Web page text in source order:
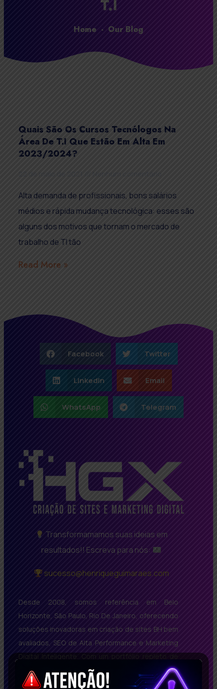
T.I
Home - Our Blog
Quais São Os Cursos Tecnólogos Na
Área De T.I Que Estão Em Alta Em
2023/2024?
Alta demanda de profissionais, bons salários
médios e rápida mudança tecnológica: esses são
alguns dos motivos que tornam o mercado de
trabalho de TI tão
Read More »
Facebook Twitter
LinkedIn Email
WhatsApp Telegram
Transformamamos suas ideias em
resultados!! Escreva para nós:
sucesso@henriqueguimaraes.com
Desde 2008, somos referência em Belo
Horizonte, São Paulo, Rio De Janeiro, oferecendo
soluções inovadoras em criação de sites BH bem
avaliados, SEO de Alta Performance e Marketing
Digital Inteligente. Com um portfólio repleto de
casos de sucesso, impactamos empresas no
Brasil e no exterior. Solicite agora seu estudo de